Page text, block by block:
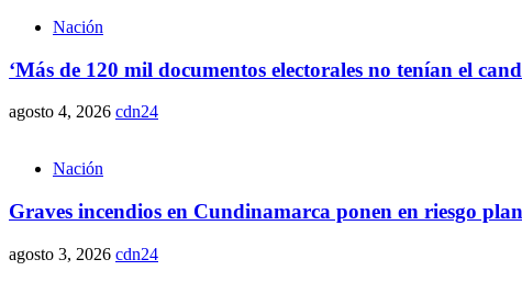
Nación
‘Más de 120 mil documentos electorales no tenían el
agosto 4, 2026 cdn24
Nación
Graves incendios en Cundinamarca ponen en riesgo
agosto 3, 2026 cdn24